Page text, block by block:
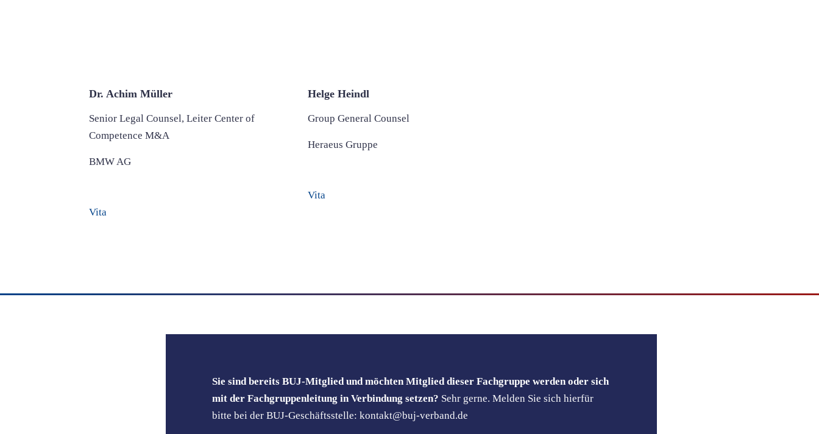
Dr. Achim Müller
SeniorLegal Counsel, Leiter Center of
Competence M&A
BMW AG
Vita
Helge Heindl
Group General Counsel
Heraeus Gruppe
Vita
Sie sind bereits BUJ-Mitglied und möchten Mitglied dieser Fachgruppe werden oder sich
mit der Fachgruppenleitung in Verbindung setzen? Sehr gerne. Melden Sie sich hierfür
bitte bei der BUJ-Geschäftsstelle: kontakt@buj-verband.de